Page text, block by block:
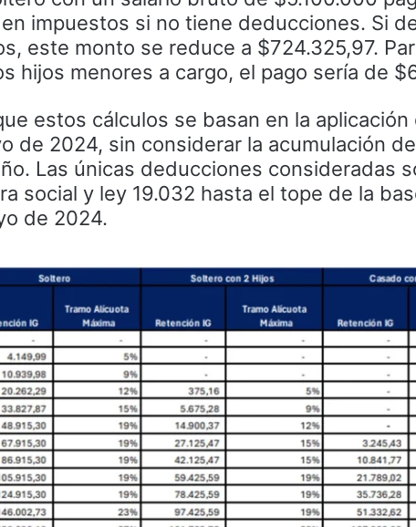
impuestos si no tiene deducciones. Si
este monto se reduce a $724.325,97.
hijos menores a cargo, el pago sería de
estos cálculos se basan en la aplicación
de 2024, sin considerar la acumulación
Las únicas deducciones consideradas
social y ley 19.032 hasta el tope de la
de 2024.